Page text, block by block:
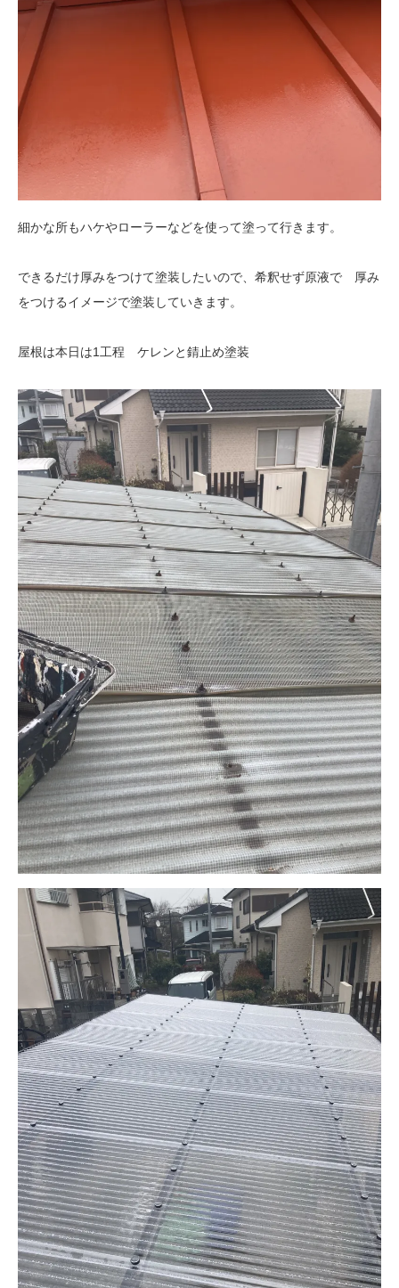
細かな所もハケやローラーなどを使って塗って行きます。
できるだけ厚みをつけて塗装したいので、希釈せず原液で 厚み
をつけるイメージで塗装していきます。
屋根は本日は1工程 ケレンと錆止め塗装